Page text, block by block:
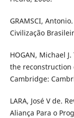
GRAMSCI,
Civilização
HOGAN, Michael
the reconstruction
Cambridge:
LARA, José V de.
Aliança Para o